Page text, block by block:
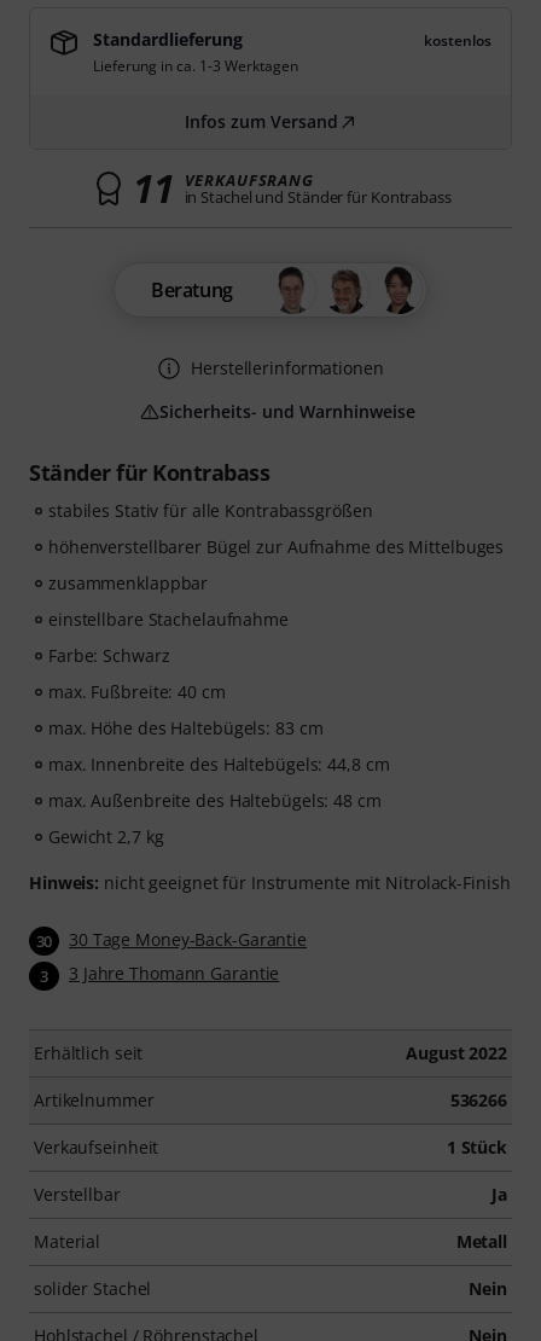
Ständer für Kontrabass
stabiles Stativ für alle Kontrabassgrößen
höhenverstellbarer Bügel zur Aufnahme des Mittelbuges
zusammenklappbar
einstellbare Stachelaufnahme
Farbe: Schwarz
max. Fußbreite: 40 cm
max. Höhe des Haltebügels: 83 cm
max. Innenbreite des Haltebügels: 44,8 cm
max. Außenbreite des Haltebügels: 48 cm
Gewicht 2,7 kg
Hinweis: nicht geeignet für Instrumente mit Nitrolack-Finish
30 30 Tage Money-Back-Garantie
3 3 Jahre Thomann Garantie
Erhältlich seit August 2022
Artikelnummer 536266
Verkaufseinheit 1 Stück
Verstellbar Ja
Material Metall
solider Stachel Nein
Hohlstachel / Röhrenstachel Nein
Standardlieferung
kostenlos
Lieferung in ca. 1-3 Werktagen
Infos zum Versand
11 VERKAUFSRANG
in Stachel und Ständer für Kontrabass
Beratung
Herstellerinformationen
Sicherheits- und Warnhinweise